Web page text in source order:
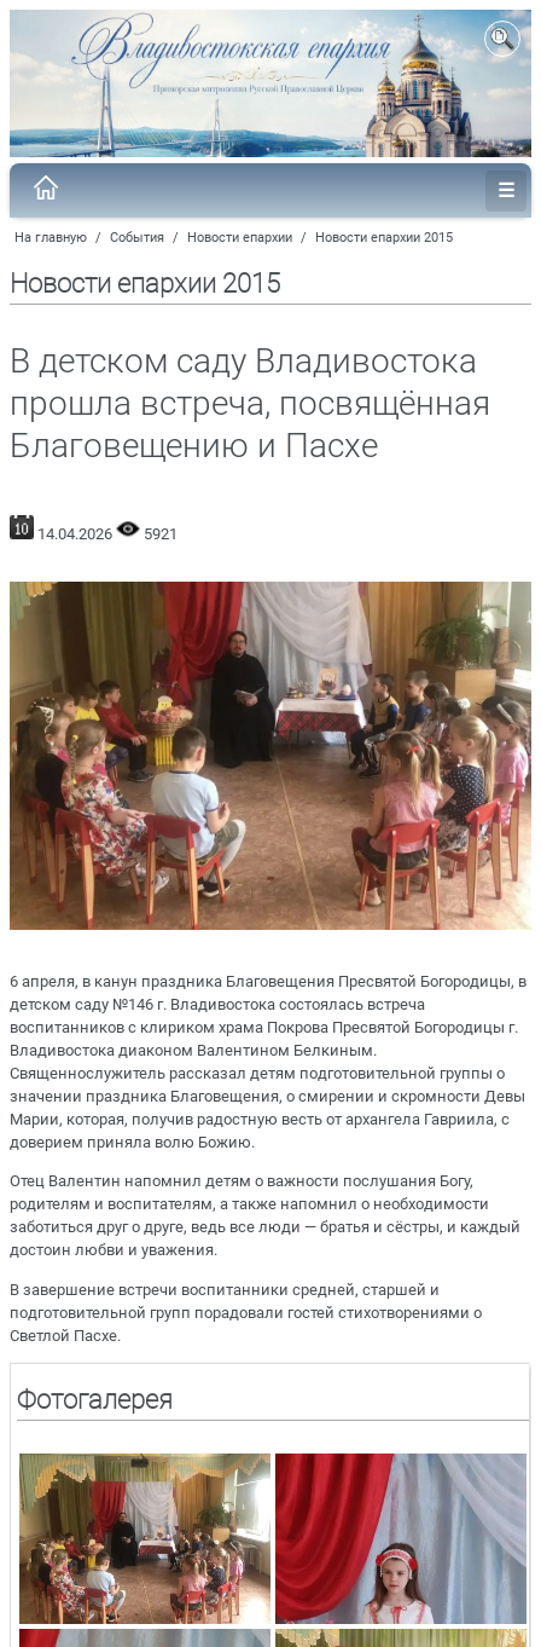
На главную / События / Новости епархии / Новости епархии 2015
Новости епархии 2015
В детском саду Владивостока
прошла встреча, посвящённая
Благовещению и Пасхе
14.04.2026 5921
6 апреля, в канун праздника Благовещения Пресвятой Богородицы, в
детском саду №146 г. Владивостока состоялась встреча
воспитанников с клириком храма Покрова Пресвятой Богородицы г.
Владивостока диаконом Валентином Белкиным.
Священнослужитель рассказал детям подготовительной группы о
значении праздника Благовещения, о смирении и скромности Девы
Марии, которая, получив радостную весть от архангела Гавриила, с
доверием приняла волю Божию.
Отец Валентин напомнил детям о важности послушания Богу,
родителям и воспитателям, а также напомнил о необходимости
заботиться друг о друге, ведь все люди — братья и сёстры, и каждый
достоин любви и уважения.
В завершение встречи воспитанники средней, старшей и
подготовительной групп порадовали гостей стихотворениями о
Светлой Пасхе.
Фотогалерея